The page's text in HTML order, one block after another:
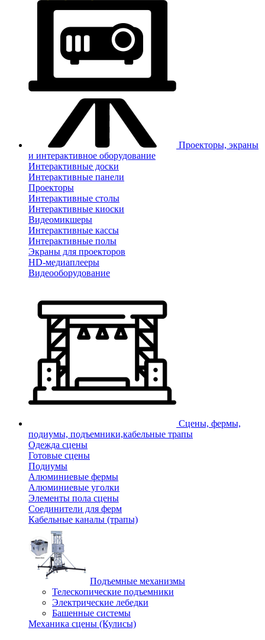
Проекторы, экраны
и интерактивное оборудование
Интерактивные доски
Интерактивные панели
Проекторы
Интерактивные столы
Интерактивные киоски
Видеомикшеры
Интерактивные кассы
Интерактивные полы
Экраны для проекторов
HD-медиаплееры
Видеооборудование
Сцены, фермы,
подиумы, подъемники,кабельные трапы
Одежда сцены
Готовые сцены
Подиумы
Алюминиевые фермы
Алюминиевые уголки
Элементы пола сцены
Соединители для ферм
Кабельные каналы (трапы)
Подъемные механизмы
Телескопические подъемники
Электрические лебедки
Башенные системы
Механика сцены (Кулисы)